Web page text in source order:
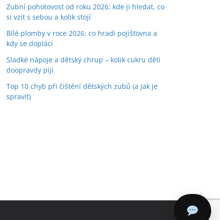
Zubní pohotovost od roku 2026: kde ji hledat, co
si vzít s sebou a kolik stojí
Bílé plomby v roce 2026: co hradí pojišťovna a
kdy se doplácí
Sladké nápoje a dětský chrup – kolik cukru děti
doopravdy pijí
Top 10 chyb při čištění dětských zubů (a jak je
spravit)